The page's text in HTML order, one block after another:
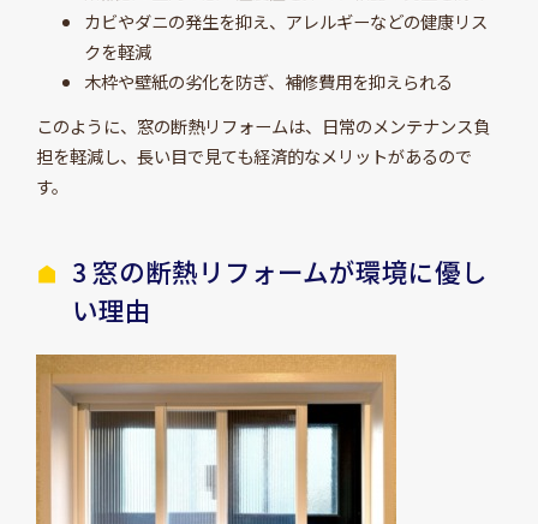
カビやダニの発生を抑え、アレルギーなどの健康リス
クを軽減
木枠や壁紙の劣化を防ぎ、補修費用を抑えられる
このように、窓の断熱リフォームは、日常のメンテナンス負
担を軽減し、長い目で見ても経済的なメリットがあるので
す。
3 窓の断熱リフォームが環境に優し
い理由